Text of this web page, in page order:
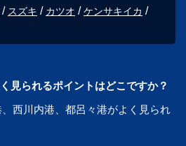
スズキ カツオ
ケンサキイカ
見られるポイントはどこですか？
西川内港 都呂々港がよく見られ